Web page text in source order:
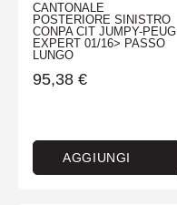
CANTONALE
POSTERIORE SINISTRO
CONPA CIT JUMPY-PEUG
EXPERT 01/16> PASSO
LUNGO
95,38 €
AGGIUNGI